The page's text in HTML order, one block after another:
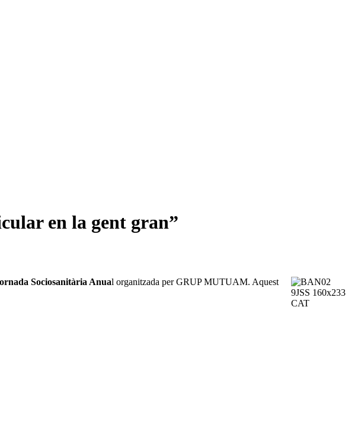
en la gent gran”
Sociosanitària Anual organitzada per GRUP MUTUAM. Aquest